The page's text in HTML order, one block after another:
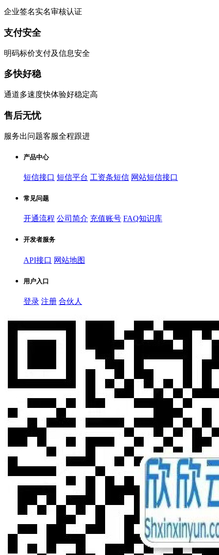
企业签名实名审核认证
支付安全
明码标价支付及信息安全
多快好稳
通道多速度快体验好稳定高
售后无忧
服务出问题客服全程跟进
产品中心
短信接口 短信平台 工资条短信 网站短信接口
常见问题
开通流程 公司简介 充值账号 FAQ知识库
开发者服务
API接口 网站地图
用户入口
登录 注册 合伙人